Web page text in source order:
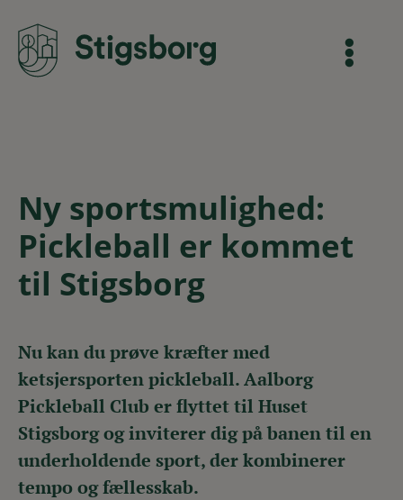
Ny sportsmulighed:
Pickleball er kommet
til Stigsborg
Nu kan du prøve kræfter med
ketsjersporten pickleball. Aalborg
Pickleball Club er flyttet til Huset
Stigsborg og inviterer dig på banen til en
underholdende sport, der kombinerer
tempo og fællesskab.